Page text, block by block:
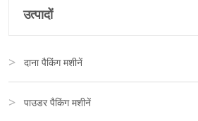
उत्पादों
दाना पैकिंग मशीनें
पाउडर पैकिंग मशीनें